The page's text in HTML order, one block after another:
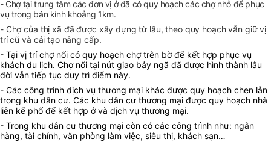
- Chợ tại trung tâm các đơn vị ở đã có quy hoạch các chợ nhỏ để phục
vụ trong bán kính khoảng 1km.
- Chợ của thị xã đã được xây dựng từ lâu, theo quy hoạch vẫn giữ vị
trí cũ và cải tạo nâng cấp.
- Tại vị trí chợ nổi có quy hoạch chợ trên bờ để kết hợp phục vụ
khách du lịch. Chợ nổi tại nút giao bảy ngã đã được hình thành lâu
đời vẫn tiếp tục duy trì điểm này.
- Các công trình dịch vụ thương mại khác được quy hoạch chen lẫn
trong khu dân cư. Các khu dân cư thương mại được quy hoạch nhà
liên kế phố để kết hợp ở và dịch vụ thương mại.
- Trong khu dân cư thương mại còn có các công trình như: ngân
hàng, tài chính, văn phòng làm việc, siêu thị, khách sạn…